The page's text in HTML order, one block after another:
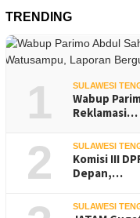
TRENDING
1 SULAWESI
Wabup
Reklamasi…
2 SULAWESI
Komisi III
Depan,…
SULAWESI